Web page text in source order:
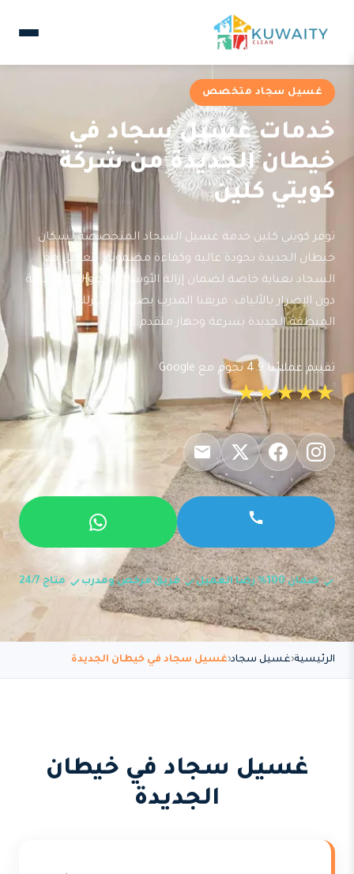
غسيل سجاد متخصص
خدمات غسيل سجاد في
خيطان الجديدة من شركة
كويتي كلين
توفر كويتي كلين خدمة غسيل السجاد المتخصصة لسكان
خيطان الجديدة بجودة عالية وكفاءة مضمونة. نتعامل مع
السجاد بعناية خاصة لضمان إزالة الأوساخ والعوالق العميقة
دون الإضرار بالألياف. فريقنا المدرب يصل إلى منزلك في
المنطقة الجديدة بسرعة وجهاز متقدم.
تقييم عملائنا 4.9 نجوم مع Google
★★★★★
ضمان 100% رضا العميل فريق مرخص ومدرب متاح 24/7
الرئيسية غسيل سجاد غسيل سجاد في خيطان الجديدة
غسيل سجاد في خيطان
الجديدة